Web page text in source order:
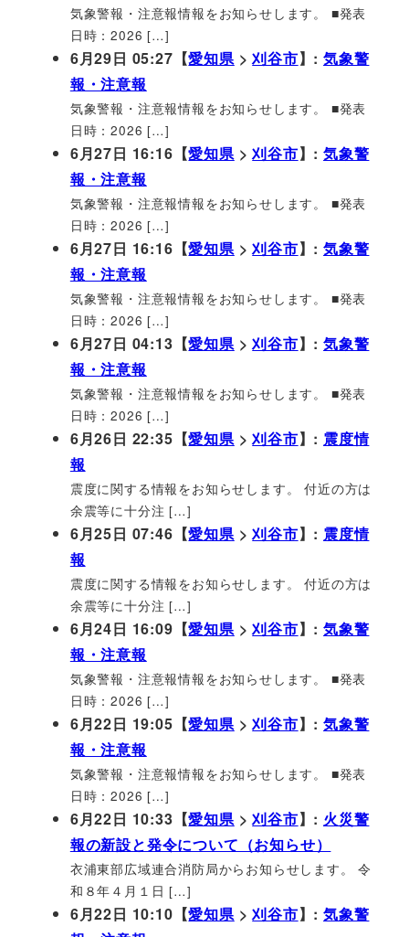
気象警報・注意報情報をお知らせします。 ■発表
日時：2026 […]
6月29日 05:27【愛知県>刈谷市】:気象警
報・注意報
気象警報・注意報情報をお知らせします。 ■発表
日時：2026 […]
6月27日 16:16【愛知県>刈谷市】:気象警
報・注意報
気象警報・注意報情報をお知らせします。 ■発表
日時：2026 […]
6月27日 16:16【愛知県>刈谷市】:気象警
報・注意報
気象警報・注意報情報をお知らせします。 ■発表
日時：2026 […]
6月27日 04:13【愛知県>刈谷市】:気象警
報・注意報
気象警報・注意報情報をお知らせします。 ■発表
日時：2026 […]
6月26日 22:35【愛知県>刈谷市】: 震度情
報
震度に関する情報をお知らせします。 付近の方は
余震等に十分注 […]
6月25日 07:46【愛知県>刈谷市】: 震度情
報
震度に関する情報をお知らせします。 付近の方は
余震等に十分注 […]
6月24日 16:09【愛知県>刈谷市】:気象警
報・注意報
気象警報・注意報情報をお知らせします。 ■発表
日時：2026 […]
6月22日 19:05【愛知県>刈谷市】:気象警
報・注意報
気象警報・注意報情報をお知らせします。 ■発表
日時：2026 […]
6月22日 10:33【愛知県>刈谷市】: 火災警
報の新設と発令について（お知らせ）
衣浦東部広域連合消防局からお知らせします。 令
和８年４月１日 […]
6月22日 10:10【愛知県>刈谷市】:気象警